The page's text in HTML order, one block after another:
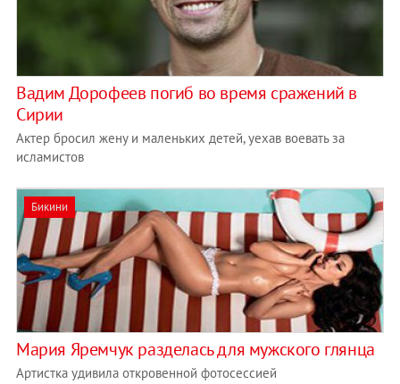
Вадим Дорофеев погиб во время сражений в
Сирии
Актер бросил жену и маленьких детей, уехав воевать за
исламистов
Бикини
Мария Яремчук разделась для мужского глянца
Артистка удивила откровенной фотосессией